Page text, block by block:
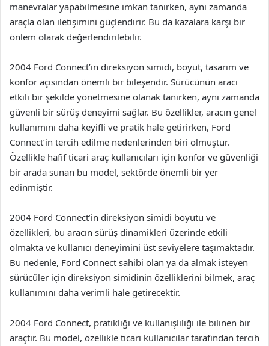
manevralar yapabilmesine imkan tanırken, aynı zamanda
araçla olan iletişimini güçlendirir. Bu da kazalara karşı bir
önlem olarak değerlendirilebilir.
2004 Ford Connect’in direksiyon simidi, boyut, tasarım ve
konfor açısından önemli bir bileşendir. Sürücünün aracı
etkili bir şekilde yönetmesine olanak tanırken, aynı zamanda
güvenli bir sürüş deneyimi sağlar. Bu özellikler, aracın genel
kullanımını daha keyifli ve pratik hale getirirken, Ford
Connect’in tercih edilme nedenlerinden biri olmuştur.
Özellikle hafif ticari araç kullanıcıları için konfor ve güvenliği
bir arada sunan bu model, sektörde önemli bir yer
edinmiştir.
2004 Ford Connect’in direksiyon simidi boyutu ve
özellikleri, bu aracın sürüş dinamikleri üzerinde etkili
olmakta ve kullanıcı deneyimini üst seviyelere taşımaktadır.
Bu nedenle, Ford Connect sahibi olan ya da almak isteyen
sürücüler için direksiyon simidinin özelliklerini bilmek, araç
kullanımını daha verimli hale getirecektir.
2004 Ford Connect, pratikliği ve kullanışlılığı ile bilinen bir
araçtır. Bu model, özellikle ticari kullanıcılar tarafından tercih